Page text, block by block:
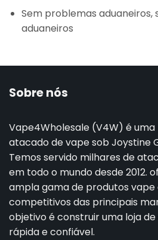
Sem problemas aduaneiros,
aduaneiros
Sobre nós
Vape4Wholesale (V4W) é
atacado de vape sob Joystine
Temos servido milhares de
em todo o mundo desde 2012.
ampla gama de produtos
competitivos das principais
objetivo é construir uma loja
rápida e confiável.